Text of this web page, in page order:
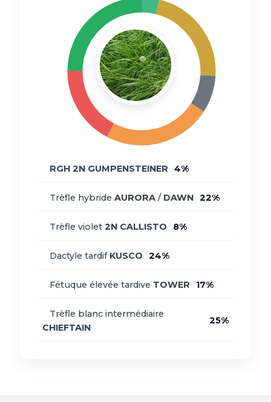
RGH 2N GUMPENSTEINER 4%
Trèfle hybrideAURORA / DAWN 22%
Trèfle violet2N CALLISTO 8%
Dactyle tardif KUSCO 24%
Fétuque élevée tardive TOWER 17%
Trèfle blanc intermédiaire
CHIEFTAIN
25%